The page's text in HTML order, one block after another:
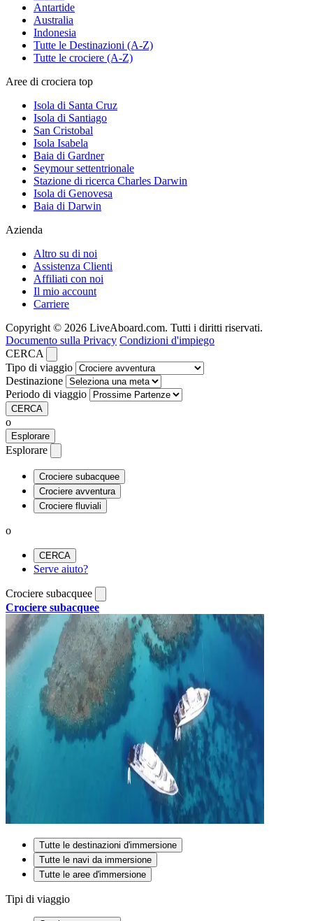
Antartide
Australia
Indonesia
Tutte le Destinazioni (A-Z)
Tutte le crociere (A-Z)
Aree di crociera top
Isola di Santa Cruz
Isola di Santiago
San Cristobal
Isola Isabela
Baia di Gardner
Seymour settentrionale
Stazione di ricerca Charles Darwin
Isola di Genovesa
Baia di Darwin
Azienda
Altro su di noi
Assistenza Clienti
Affiliati con noi
Il mio account
Carriere
Copyright © 2026 LiveAboard.com. Tutti i diritti riservati.
Documento sulla Privacy Condizioni d'impiego
CERCA
Tipo di viaggio
Destinazione
Periodo di viaggio
CERCA
o
Esplorare
Esplorare
Crociere subacquee
Crociere avventura
Crociere fluviali
o
CERCA
Serve aiuto?
Crociere subacquee
Crociere subacquee
Tutte le destinazioni d'immersione
Tutte le navi da immersione
Tutte le aree d'immersione
Tipi di viaggio